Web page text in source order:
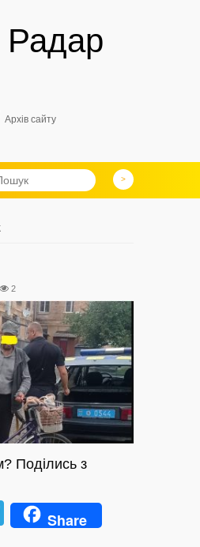
Архів сайту
2
Поділись з
Telegram
Share